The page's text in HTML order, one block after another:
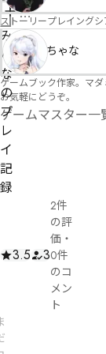
報
を
修
正
管
理
者
申
請
み
ん
な
の
プ
レ
イ
記
録
3.5 3
2件
の評
価 ・
0件
のコ
メン
ト
ストーリープレイング
ちゃな
ゲームブック作家。マ
お気軽にどうぞ。
ゲームマスター一